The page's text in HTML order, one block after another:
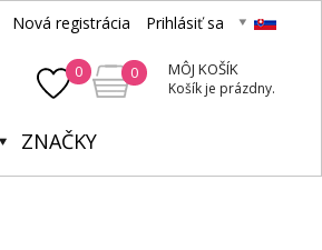
Nová registrácia Prihlásiť sa
0 0 MÔJ KOŠÍK
Košík je prázdny.
ZNAČKY